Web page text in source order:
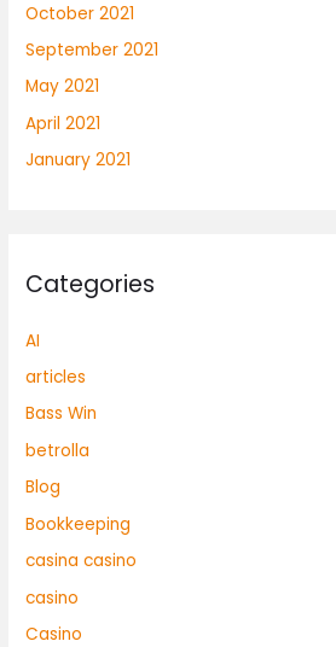
October 2021
September 2021
May 2021
April 2021
January 2021
Categories
AI
articles
Bass Win
betrolla
Blog
Bookkeeping
casina casino
casino
Casino